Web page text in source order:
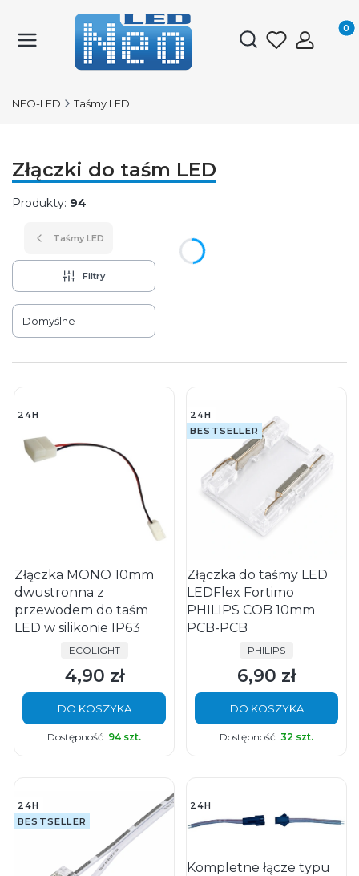
Otwórz
NEO-LED Taśmy LED
Złączki do taśm LED
Produkty: 94
Taśmy LED
Filtry
Lista produktów
Domyślne
24H
Złączka MONO 10mm
dwustronna z
przewodem do taśm
LED w silikonie IP63
PRODUCENT
ECOLIGHT
Cena
4,90 zł
DO KOSZYKA
Dostępność: 94 szt.
24H
BESTSELLER
Złączka do taśmy LED
LEDFlex Fortimo
PHILIPS COB 10mm
PCB-PCB
PRODUCENT
PHILIPS
Cena
6,90 zł
DO KOSZYKA
Dostępność: 32 szt.
24H
BESTSELLER
24H
Kompletne łącze typu